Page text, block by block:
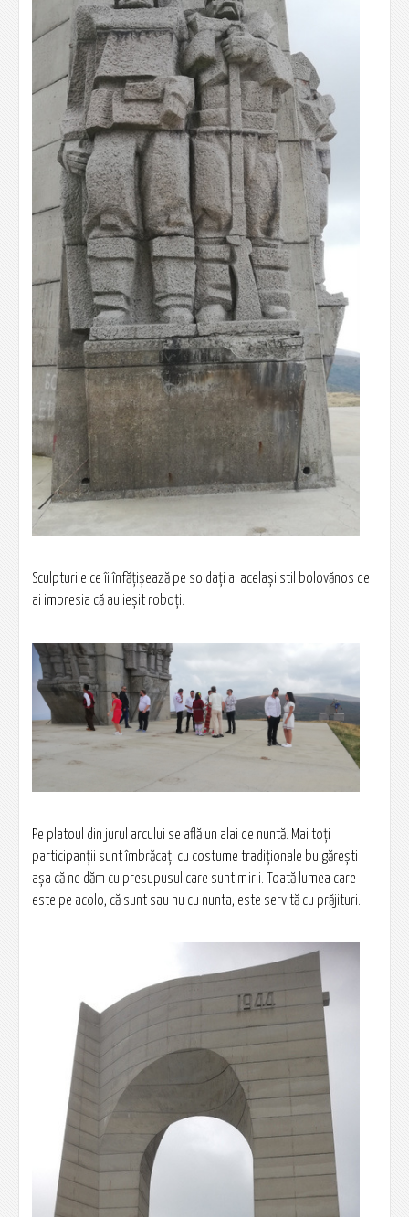
Sculpturile ce îi înfățișează pe soldați ai același stil bolovănos de
ai impresia că au ieșit roboți.
Pe platoul din jurul arcului se află un alai de nuntă. Mai toți
participanții sunt îmbrăcați cu costume tradiționale bulgărești
așa că ne dăm cu presupusul care sunt mirii. Toată lumea care
este pe acolo, că sunt sau nu cu nunta, este servită cu prăjituri.